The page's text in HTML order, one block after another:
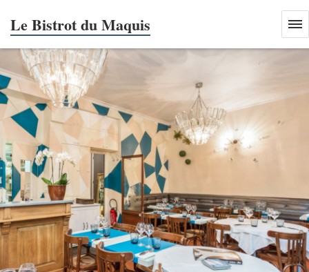
Le Bistrot du Maquis